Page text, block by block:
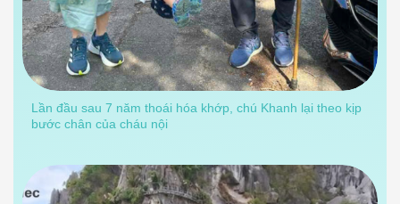
Lần đầu sau 7 năm thoái hóa khớp, chú Khanh lại theo kịp
bước chân của cháu nội